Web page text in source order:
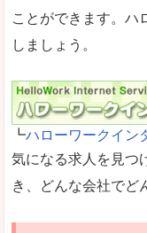
ことができます。ハ
しましょう。
┗ハローワークイン
気になる求人を見つ
き、どんな会社でど